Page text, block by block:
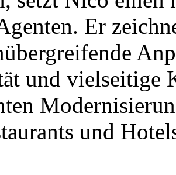
Er
und vielseitige
und